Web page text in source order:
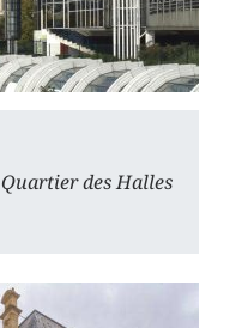
Quartier des Halles